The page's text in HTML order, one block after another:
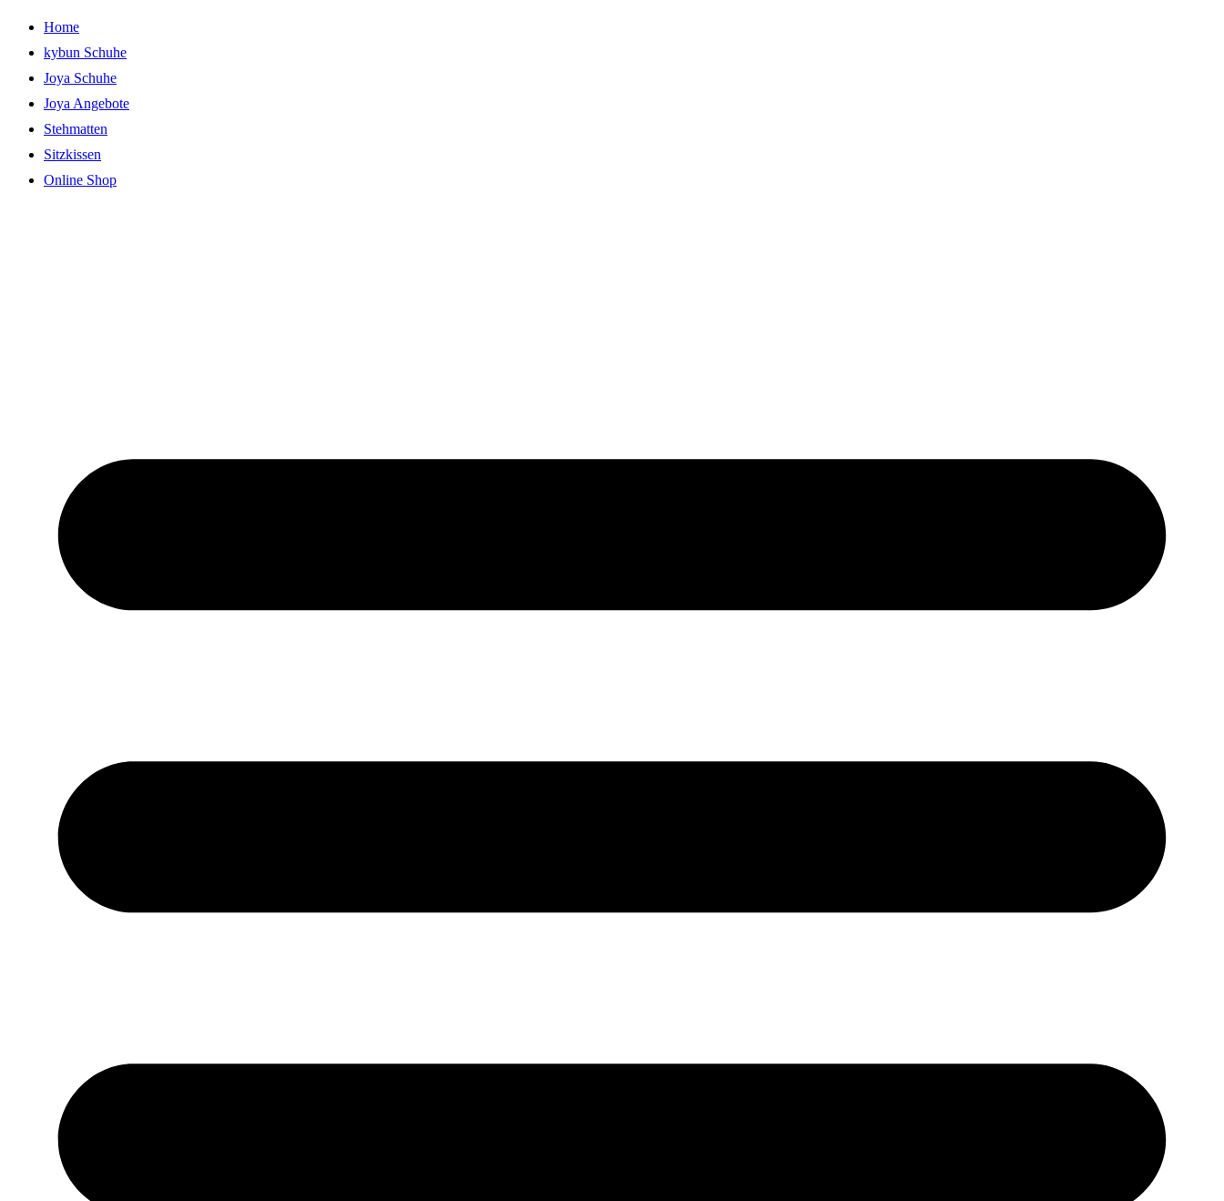
Zum
Inhalt
springen
Home
kybun Schuhe
Joya Schuhe
Joya Angebote
Stehmatten
Sitzkissen
Online Shop